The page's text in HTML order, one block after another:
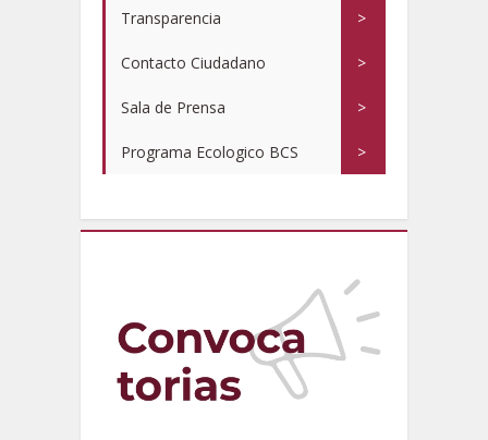
Transparencia >
Contacto Ciudadano >
Sala de Prensa >
Programa Ecologico BCS >